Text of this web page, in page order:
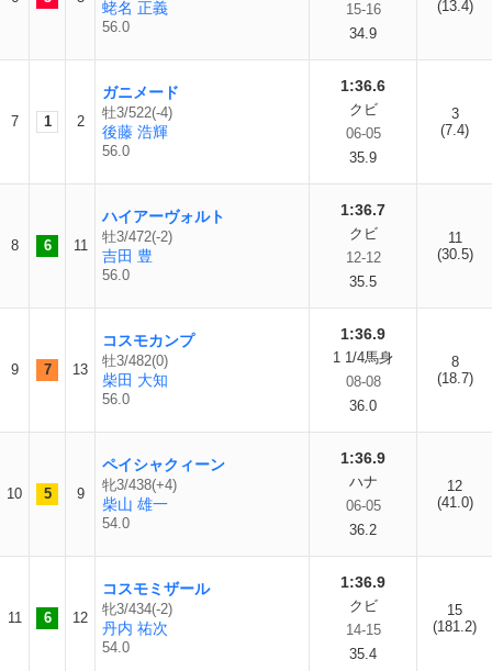
蛯名 正義
56.0
15-16
34.9
(13.4)
7 1 2
ガニメード
牡3/522(-4)
後藤 浩輝
56.0
1:36.6
クビ
06-05
35.9
3
(7.4)
8 6 11
ハイアーヴォルト
牡3/472(-2)
吉田 豊
56.0
1:36.7
クビ
12-12
35.5
11
(30.5)
9 7 13
コスモカンプ
牡3/482(0)
柴田 大知
56.0
1:36.9
1 1/4馬身
08-08
36.0
8
(18.7)
10 5 9
ペイシャクィーン
牝3/438(+4)
柴山 雄一
54.0
1:36.9
ハナ
06-05
36.2
12
(41.0)
11 6 12
コスモミザール
牝3/434(-2)
丹内 祐次
54.0
1:36.9
クビ
14-15
35.4
15
(181.2)